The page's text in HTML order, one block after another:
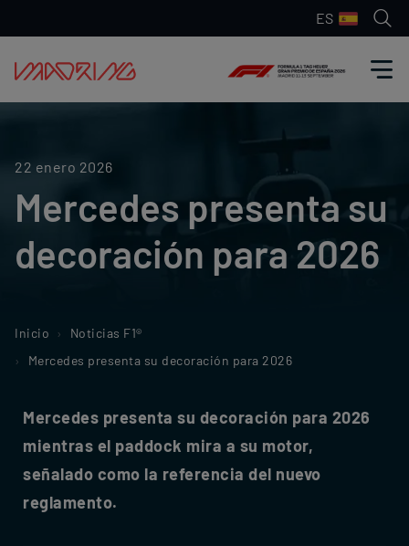
ES
22 enero 2026
Mercedes presenta su
decoración para 2026
Inicio
Noticias F1®
Mercedes presenta su decoración para 2026
Mercedes presenta su decoración para 2026
mientras el paddock mira a su motor,
señalado como la referencia del nuevo
reglamento.